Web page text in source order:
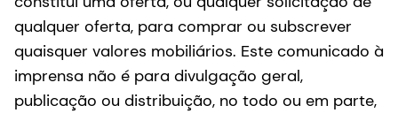
qualquer oferta, para comprar ou subscrever
quaisquer valores mobiliários. Este comunicado à
imprensa não é para divulgação geral,
publicação ou distribuição, no todo ou em parte,